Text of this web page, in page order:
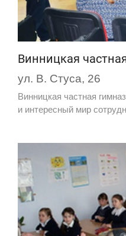
Винницкая
ул. В. Стуса, 26
Винницкая частная
и интересный мир